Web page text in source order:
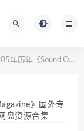
》国外专业音响杂志英文原版PDF电子版17.8G百度网盘资源合集
》国外专
盘资源合集